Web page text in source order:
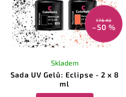
176 Kč
–50 %
Sada UV Gelů: Eclipse - 2 x 8
ml
Skladem